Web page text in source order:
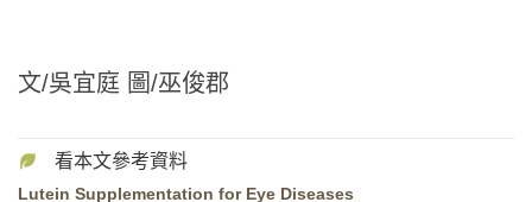
文/吳宜庭 圖/巫俊郡
Lutein Supplementation for Eye Diseases